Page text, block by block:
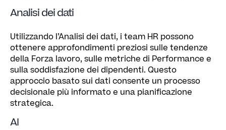
Analisi dei dati
Utilizzando l’Analisi dei dati, i team HR possono
ottenere approfondimenti preziosi sulle tendenze
della Forza lavoro, sulle metriche di Performance e
sulla soddisfazione dei dipendenti. Questo
approccio basato sui dati consente un processo
decisionale più informato e una pianificazione
strategica.
AI